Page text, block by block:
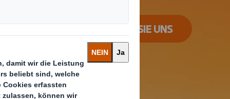
KONTAKTIEREN SIE UNS